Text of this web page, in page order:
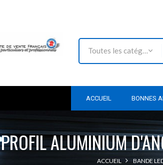
Toutes les catégories
ACCUEIL BONNES
PROFIL ALUMINIUM
ACCUEIL BANDE